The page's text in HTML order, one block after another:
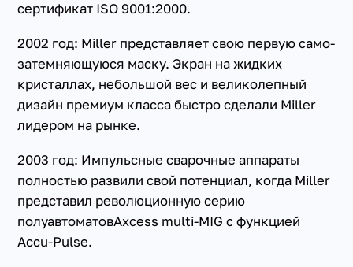
сертификат ISO 9001:2000.
2002 год: Miller представляет свою первую само-
затемняющуюся маску. Экран на жидких
кристаллах, небольшой вес и великолепный
дизайн премиум класса быстро сделали Miller
лидером на рынке.
2003 год: Импульсные сварочные аппараты
полностью развили свой потенциал, когда Miller
представил революционную серию
полуавтоматовAxcess multi-MIG с функцией
Accu-Pulse.